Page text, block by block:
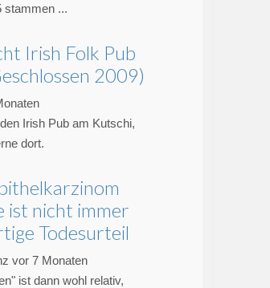
stammen ...
Irish Folk Pub
2009)
Irish Pub am Kutschi,
dort.
ist nicht immer
Todesurteil
vor 7 Monaten
ist dann wohl relativ,